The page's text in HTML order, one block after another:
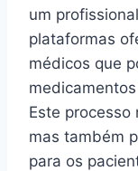
um
plataformas
médicos que
Este processo
mas também
para os